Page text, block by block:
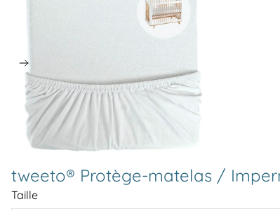
tweeto® Protège-matelas /
Taille